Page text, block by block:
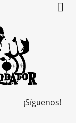

¡Síguenos!